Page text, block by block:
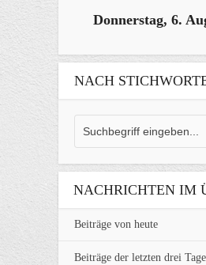
Donnerstag, 6.
NACH
NACHRICHTEN IM
Beiträge von heute
Beiträge der letzten drei Tage